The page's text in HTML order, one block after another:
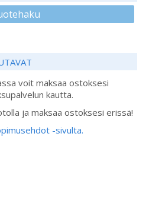
voit maksaa ostoksesi
kautta.
ja maksaa ostoksesi erissä!
-sivulta.